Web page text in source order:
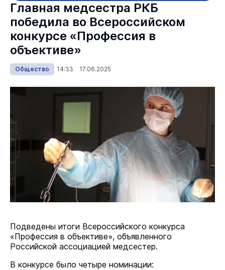
Главная медсестра РКБ
победила во Всероссийском
конкурсе «Профессия в
объективе»
Общество 14:33 17.06.2025
Подведены итоги Всероссийского конкурса
«Профессия в объективе», объявленного
Российской ассоциацией медсестер.
В конкурсе было четыре номинации: